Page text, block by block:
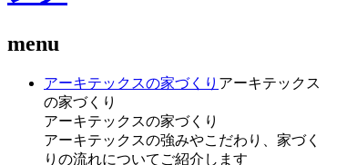
menu
アーキテックスの家づくり アーキテックス
の家づくり
アーキテックスの家づくり
アーキテックスの強みやこだわり、家づく
りの流れについてご紹介します